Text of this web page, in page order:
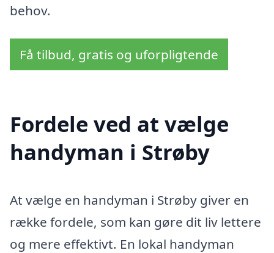
behov.
Få tilbud, gratis og uforpligtende
Fordele ved at vælge
handyman i Strøby
At vælge en handyman i Strøby giver en
række fordele, som kan gøre dit liv lettere
og mere effektivt. En lokal handyman